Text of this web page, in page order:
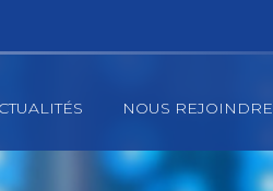
NOUS REJOINDRE